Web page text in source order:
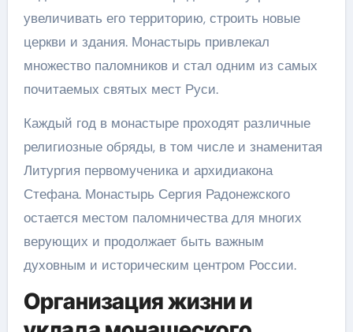
увеличивать его территорию, строить новые
церкви и здания. Монастырь привлекал
множество паломников и стал одним из самых
почитаемых святых мест Руси.
Каждый год в монастыре проходят различные
религиозные обряды, в том числе и знаменитая
Литургия первомученика и архидиакона
Стефана. Монастырь Сергия Радонежского
остается местом паломничества для многих
верующих и продолжает быть важным
духовным и историческим центром России.
Организация жизни и